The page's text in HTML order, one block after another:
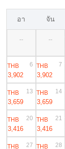
อา จัน
-- --
THB
3,902
6 THB
3,902
7
THB
3,659
13 THB
3,659
14
THB
3,416
20 THB
3,416
21
THB 27 THB 28